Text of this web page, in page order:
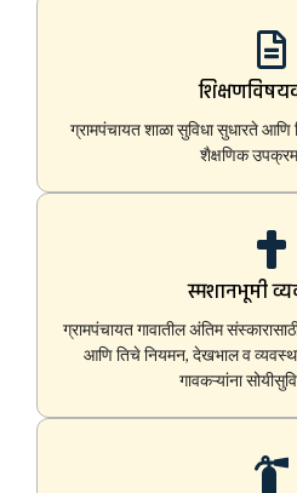
ग्रामपंचायत शाळा सुविधा सुधारते आणि
शैक्षणिक
स्मशानभूमी
ग्रामपंचायत गावातील अंतिम
आणि तिचे नियमन, देखभाल व
गावकऱ्यांना